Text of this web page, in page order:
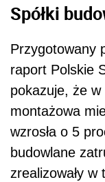
Spółki
Przygotowany
raport Polskie
pokazuje, że w
montażowa
wzrosła o 5
budowlane
zrealizowały w